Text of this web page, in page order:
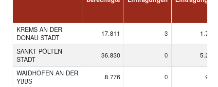
KREMS AN DER
DONAU STADT
17.811 3 1.738
SANKT PÖLTEN
STADT
36.830 0 5.210
WAIDHOFEN AN DER
YBBS
8.776 0 905